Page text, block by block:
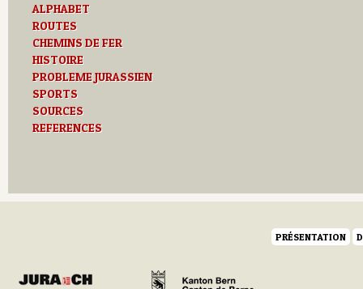
Musées
N
O
P
R
S
Sociétés locales
T
Z
ALPHABET
ROUTES
CHEMINS DE FER
HISTOIRE
PROBLEME JURASSIEN
SPORTS
SOURCES
REFERENCES
PRÉSENTATION